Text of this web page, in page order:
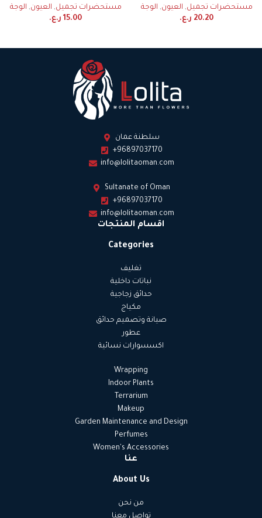
مستحضرات تجميل, العيون, الوجة
15.00 ر.ع.
مستحضرات تجميل, العيون, الوجة
20.20 ر.ع.
سلطنة عمان
+96897037170
info@lolitaoman.com
Sultanate of Oman
+96897037170
info@lolitaoman.com
اقسام المنتجات
Categories
تغليف
نباتات داخلية
حدائق زجاجية
مكياج
صيانة وتصميم حدائق
عطور
اكسسوارات نسائية
Wrapping
Indoor Plants
Terrarium
Makeup
Garden Maintenance and Design
Perfumes
Women's Accessories
عنا
About Us
من نحن
تواصل معنا